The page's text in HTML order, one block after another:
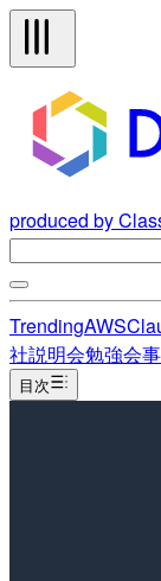
produced by
TrendingAWS
社説明会勉強会
目次